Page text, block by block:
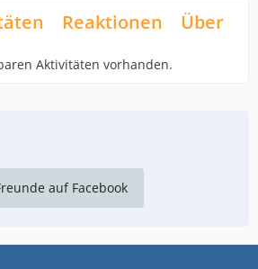
Reaktionen Über
Aktivitäten vorhanden.
auf Facebook